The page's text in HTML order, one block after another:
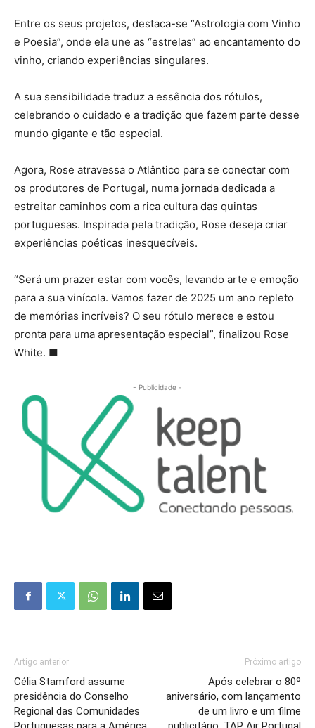
Entre os seus projetos, destaca-se “Astrologia com Vinho
e Poesia”, onde ela une as “estrelas” ao encantamento do
vinho, criando experiências singulares.
A sua sensibilidade traduz a essência dos rótulos,
celebrando o cuidado e a tradição que fazem parte desse
mundo gigante e tão especial.
Agora, Rose atravessa o Atlântico para se conectar com
os produtores de Portugal, numa jornada dedicada a
estreitar caminhos com a rica cultura das quintas
portuguesas. Inspirada pela tradição, Rose deseja criar
experiências poéticas inesquecíveis.
“Será um prazer estar com vocês, levando arte e emoção
para a sua vinícola. Vamos fazer de 2025 um ano repleto
de memórias incríveis? O seu rótulo merece e estou
pronta para uma apresentação especial”, finalizou Rose
White. ■
- Publicidade -
Artigo anterior
Célia Stamford assume
presidência do Conselho
Regional das Comunidades
Próximo artigo
Após celebrar o 80º
aniversário, com lançamento
de um livro e um filme